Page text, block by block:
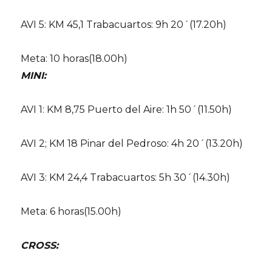
AVI 5: KM 45,1 Trabacuartos: 9h 20´(17.20h)
Meta: 10 horas(18.00h)
MINI:
AVI 1: KM 8,75 Puerto del Aire: 1h 50´(11.50h)
AVI 2; KM 18 Pinar del Pedroso: 4h 20´(13.20h)
AVI 3: KM 24,4 Trabacuartos: 5h 30´(14.30h)
Meta: 6 horas(15.00h)
CROSS: